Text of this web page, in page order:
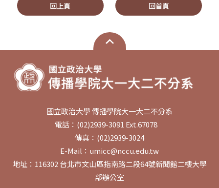
回上頁 回首頁
國立政治大學 傳播學院大一大二不分系
電話：(02)2939-3091 Ext.67078
傳真：(02)2939-3024
E-Mail：umicc@nccu.edu.tw
地址：116302 台北市文山區指南路二段64號新聞館二樓大學
部辦公室